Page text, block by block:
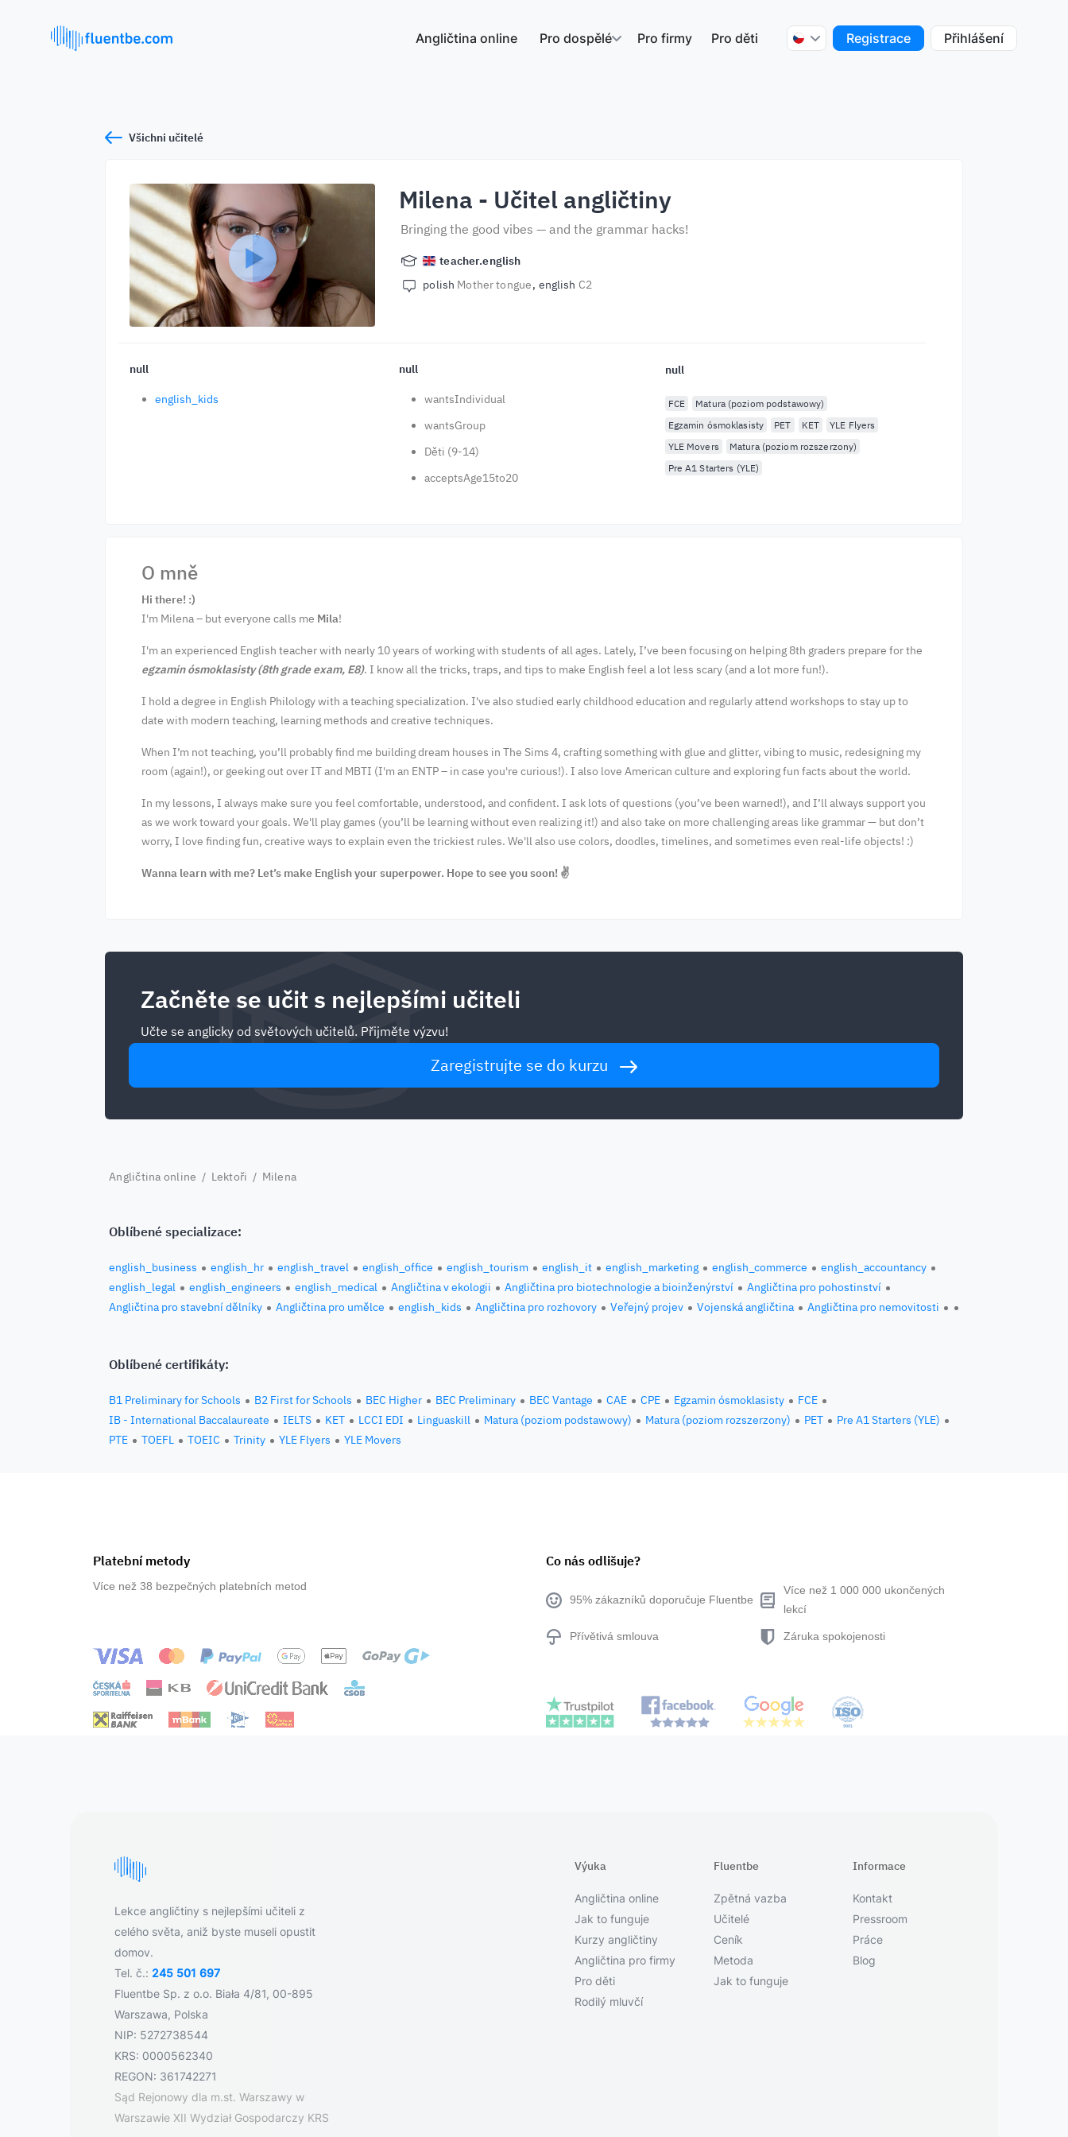
Angličtina online Pro dospělé Pro firmy Pro děti Registrace Přihlášení
Všichni učitelé
Milena - Učitel angličtiny
Bringing the good vibes — and the grammar hacks!
teacher.english
polish Mother tongue english C2
null
english_kids
null
wantsIndividual
wantsGroup
Děti (9-14)
acceptsAge15to20
null
FCE
Matura (poziom podstawowy)
Egzamin ósmoklasisty
PET KET
YLE Flyers
YLE Movers
Matura (poziom rozszerzony)
Pre A1 Starters (YLE)
O mně
Hi there! :)
I'm Milena – but everyone calls me Mila!
I'm an experienced English teacher with nearly 10 years of working with students of all ages. Lately, I’ve been focusing on helping 8th graders prepare for the
egzamin ósmoklasisty (8th grade exam, E8). I know all the tricks, traps, and tips to make English feel a lot less scary (and a lot more fun!).
I hold a degree in English Philology with a teaching specialization. I've also studied early childhood education and regularly attend workshops to stay up to
date with modern teaching, learning methods and creative techniques.
When I’m not teaching, you’ll probably find me building dream houses in The Sims 4, crafting something with glue and glitter, vibing to music, redesigning my
room (again!), or geeking out over IT and MBTI (I'm an ENTP – in case you're curious!). I also love American culture and exploring fun facts about the world.
In my lessons, I always make sure you feel comfortable, understood, and confident. I ask lots of questions (you’ve been warned!), and I’ll always support you
as we work toward your goals. We'll play games (you’ll be learning without even realizing it!) and also take on more challenging areas like grammar — but don’t
worry, I love finding fun, creative ways to explain even the trickiest rules. We'll also use colors, doodles, timelines, and sometimes even real-life objects! :)
Wanna learn with me? Let’s make English your superpower. Hope to see you soon! ✌️
Začněte se učit s nejlepšími učiteli
Učte se anglicky od světových učitelů. Přijměte výzvu!
Zaregistrujte se do kurzu
Angličtina online / Lektoři / Milena
Oblíbené specializace:
english_business english_hr english_travel english_office english_tourism english_it english_marketing english_commerce
english_accountancy
english_legal
english_engineers english_medical Angličtina v ekologii Angličtina pro biotechnologie a bioinženýrství
Angličtina pro pohostinství
Angličtina pro stavební dělníky
Angličtina pro umělce english_kids Angličtina pro rozhovory Veřejný projev Vojenská angličtina Angličtina pro nemovitosti
Oblíbené certifikáty:
B1 Preliminary for Schools B2 First for Schools BEC Higher BEC Preliminary BEC Vantage CAE CPE Egzamin ósmoklasisty
FCE
IB - International Baccalaureate
IELTS KET LCCI EDI Linguaskill Matura (poziom podstawowy) Matura (poziom rozszerzony) PET
Pre A1 Starters (YLE)
PTE
TOEFL TOEIC Trinity YLE Flyers YLE Movers
Platební metody
Více než 38 bezpečných platebních metod
Co nás odlišuje?
95% zákazníků doporučuje Fluentbe
Více než 1 000 000 ukončených
lekcí
Přívětivá smlouva Záruka spokojenosti
Lekce angličtiny s nejlepšími učiteli z
celého světa, aniž byste museli opustit
domov.
Tel. č.: 245 501 697
Fluentbe Sp. z o.o. Biała 4/81, 00-895
Warszawa, Polska
NIP: 5272738544
KRS: 0000562340
REGON: 361742271
Sąd Rejonowy dla m.st. Warszawy w
Warszawie XII Wydział Gospodarczy KRS
Výuka
Angličtina online
Jak to funguje
Kurzy angličtiny
Angličtina pro firmy
Pro děti
Rodilý mluvčí
Fluentbe
Zpětná vazba
Učitelé
Ceník
Metoda
Jak to funguje
Informace
Kontakt
Pressroom
Práce
Blog